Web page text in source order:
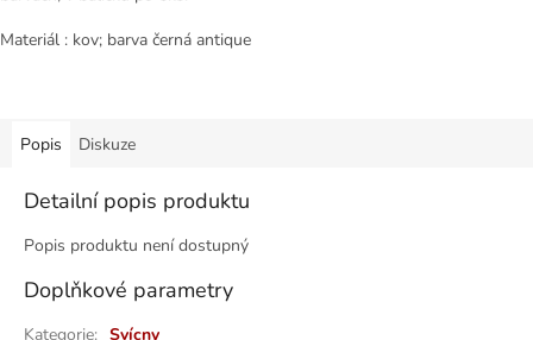
Materiál : kov; barva černá antique
Popis Diskuze
Detailní popis produktu
Popis produktu není dostupný
Doplňkové parametry
Kategorie: Svícny